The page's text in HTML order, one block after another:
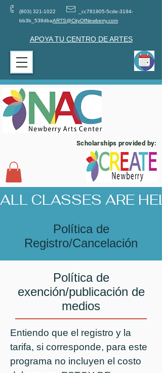
(803) 321-1022 _cc781905-5cde-3194-
bb3b_538dbaARTS@CityOfNewberry.com
APOYA TU CENTRO DE ARTES
Scholarships provided by:
ALL CLASSES ARE
Política de
Registro/Cancelación
Política de
exención/publicación de
medios
Entiendo que el registro y la
tarifa, si corresponde, para este
programa no incluyen el costo